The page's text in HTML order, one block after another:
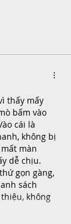
thấy mấy
bấm vào
cái là
không bị
màn
dễ chịu.
gọn gàng,
sách
không